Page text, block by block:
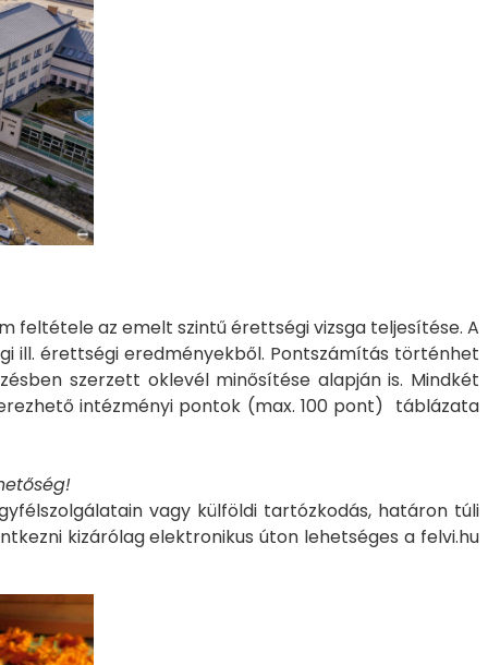
feltétele az emelt szintű érettségi vizsga teljesítése. A
ill. érettségi eredményekből. Pontszámítás történhet
szerzett oklevél minősítése alapján is. Mindkét
intézményi pontok (max. 100 pont) táblázata
vagy külföldi tartózkodás, határon túli
kizárólag elektronikus úton lehetséges a felvi.hu